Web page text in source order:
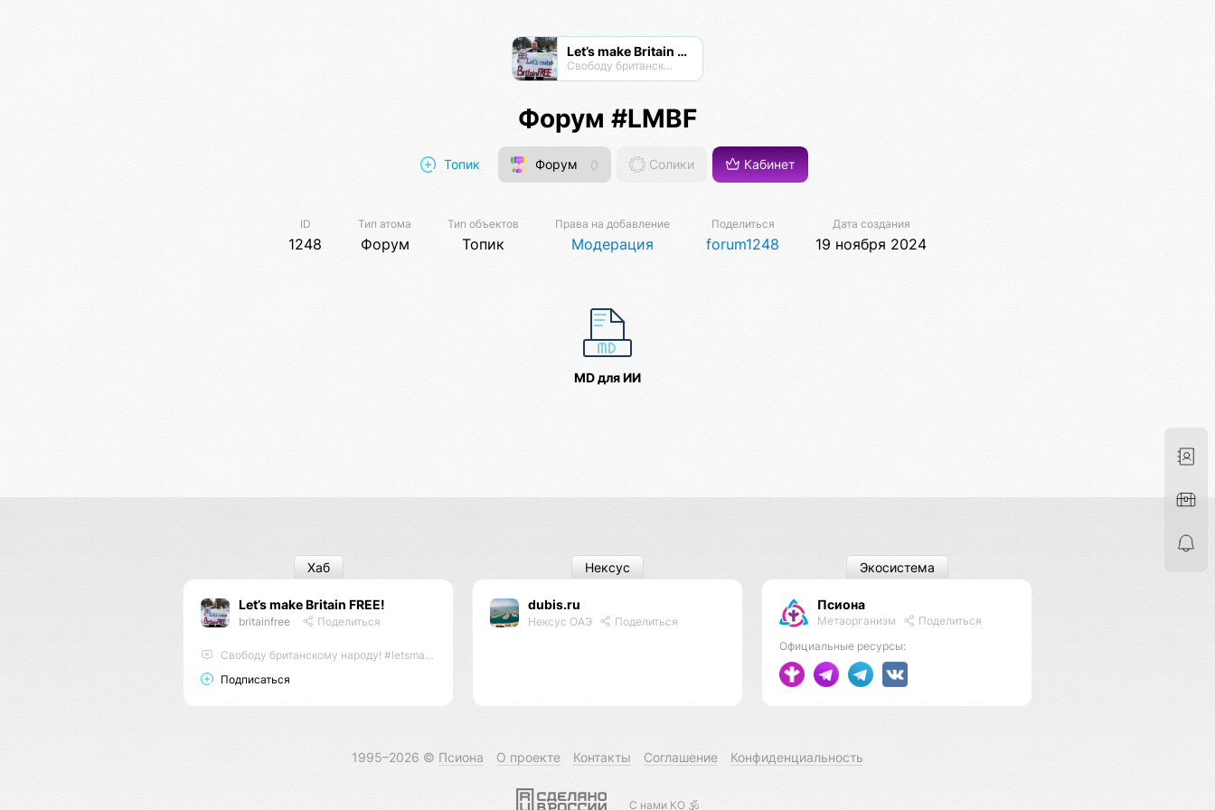
Let’s make Britain FREE!
Свободу британскому народу! #letsmakebritainfree #lmbf
Форум #LMBF
Топик Форум 0 Солики Кабинет
ID
1248
Тип атома
Форум
Тип объектов
Топик
Права на добавление
Модерация
Поделиться
forum1248
Дата создания
19 ноября 2024
MD для ИИ
Let’s make Britain FREE!
britainfree Поделиться
Свободу британскому народу! #letsmakebritainfree #lmbf
Подписаться
Хаб
dubis.ru
Нексус ОАЭ Поделиться
Нексус
Псиона
Метаорганизм
Поделиться
Официальные ресурсы:
Экосистема
1995–2026 © Псиона О проекте Контакты Соглашение Конфиденциальность
С нами КО 🕉️